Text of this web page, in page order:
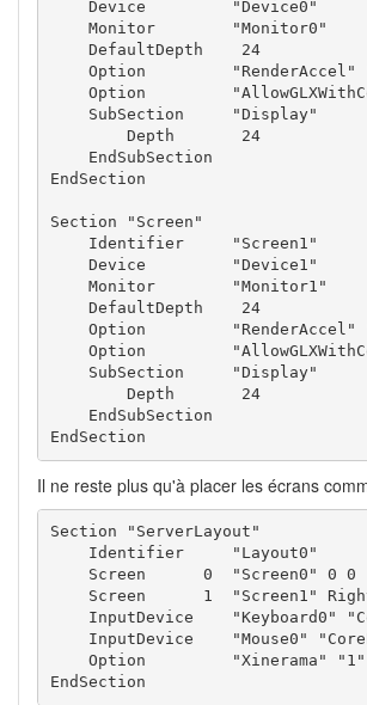
    Device         "Device0"
    Monitor        "Monitor0"
    DefaultDepth    24
Option         "RenderAccel"
Option
    SubSection     "Display"
        Depth       24
    EndSubSection
EndSection
Section "Screen"
    Identifier     "Screen1"
    Device         "Device1"
    Monitor        "Monitor1"
    DefaultDepth    24
Option         "RenderAccel"
Option
    SubSection     "Display"
        Depth       24
    EndSubSection
EndSection
Il ne reste plus qu'à placer les écrans
Section "ServerLayout"
    Identifier     "Layout0"
    Screen      0  "Screen0" 0 0
Screen      1  "Screen1"
InputDevice    "Keyboard0"
InputDevice    "Mouse0"
    Option         "Xinerama" "1"
EndSection